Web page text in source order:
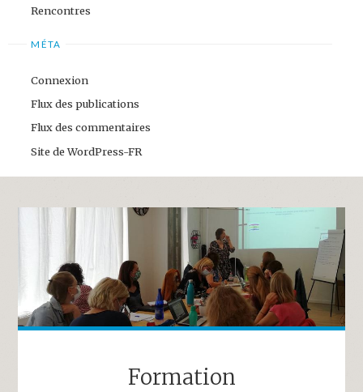
Rencontres
MÉTA
Connexion
Flux des publications
Flux des commentaires
Site de WordPress-FR
Formation